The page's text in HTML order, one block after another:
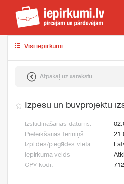
Visi iepirkumi
Atpakaļ uz sarakstu
Izpēšu un būvprojektu
Izsludināšanas datums:
Pieteikšanās termiņš:
Izpildes/piegādes vieta:
Iepirkuma veids:
CPV kodi: